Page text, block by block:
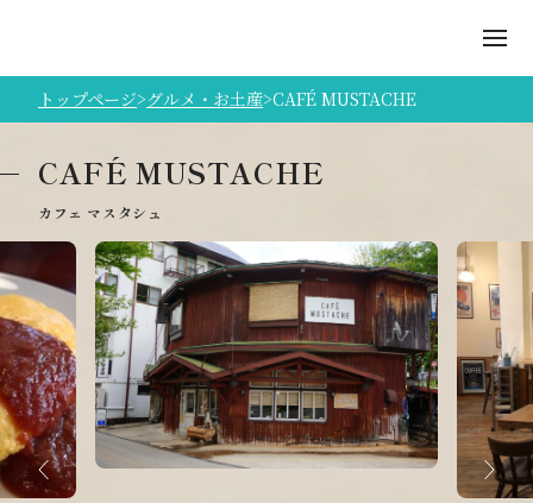
トップページ グルメ・お土産 CAFÉ MUSTACHE
CAFÉ MUSTACHE